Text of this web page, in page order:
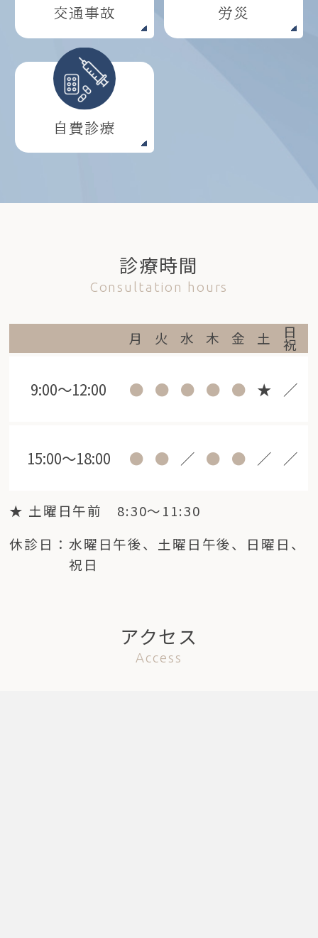
交通事故 労災
自費診療
診療時間
Consultation hours
月 火 水 木 金 土 日
祝
9:00～12:00 ● ● ● ● ● ★ ／
15:00～18:00 ● ● ／ ● ● ／ ／
★ 土曜日午前 8:30～11:30
休診日
水曜日午後 土曜日午後
日曜日
祝日
アクセス
Access